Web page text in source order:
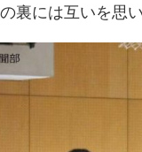
裏には互いを思